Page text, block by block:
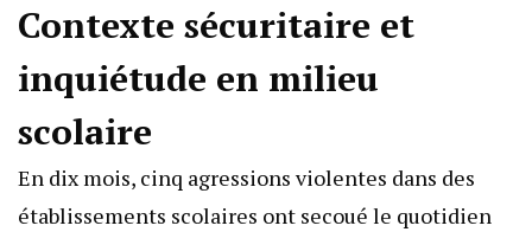
Contexte sécuritaire et
inquiétude en milieu
scolaire
En dix mois, cinq agressions violentes dans des
établissements scolaires ont secoué le quotidien